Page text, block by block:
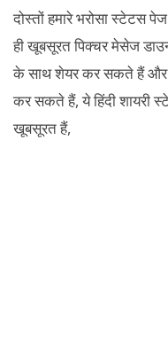
दोस्तों हमारे भरोसा स्टेटस
ही खूबसूरत पिक्चर मेसेज
के साथ शेयर कर सकते हैं
कर सकते हैं, ये हिंदी शायरी
खूबसूरत हैं,